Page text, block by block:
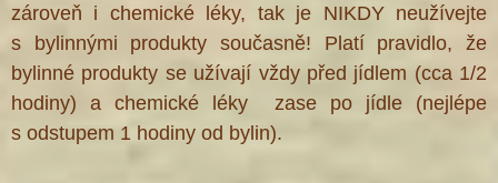
zároveň i chemické léky, tak je NIKDY neužívejte
s bylinnými produkty současně! Platí pravidlo, že
bylinné produkty se užívají vždy před jídlem (cca 1/2
hodiny) a chemické léky zase po jídle (nejlépe
s odstupem 1 hodiny od bylin).